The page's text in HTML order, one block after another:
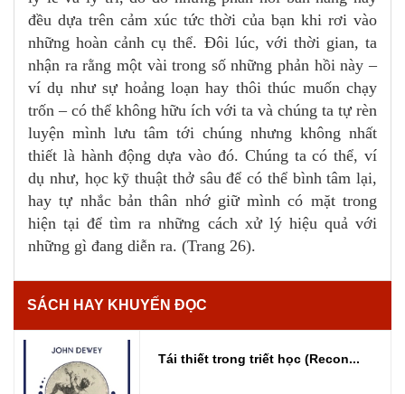
đều dựa trên cảm xúc tức thời của bạn khi rơi vào
những hoàn cảnh cụ thể. Đôi lúc, với thời gian, ta
nhận ra rằng một vài trong số những phản hồi này –
ví dụ như sự hoảng loạn hay thôi thúc muốn chạy
trốn – có thể không hữu ích với ta và chúng ta tự rèn
luyện mình lưu tâm tới chúng nhưng không nhất
thiết là hành động dựa vào đó. Chúng ta có thể, ví
dụ như, học kỹ thuật thở sâu để có thể bình tâm lại,
hay tự nhắc bản thân nhớ giữ mình có mặt trong
hiện tại để tìm ra những cách xử lý hiệu quả với
những gì đang diễn ra. (Trang 26).
SÁCH HAY KHUYẾN ĐỌC
Tái thiết trong triết học (Recon...